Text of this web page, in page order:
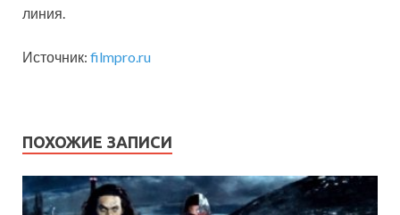
линия.
Источник: filmpro.ru
ПОХОЖИЕ ЗАПИСИ